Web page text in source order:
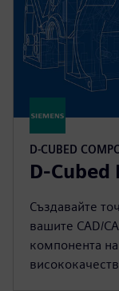
D-CUBED
D-Cubed
Създавайте
вашите CAD/
компонента